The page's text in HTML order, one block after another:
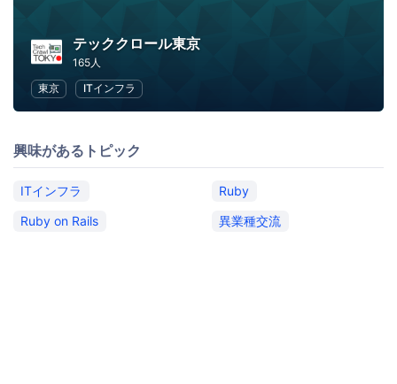
テッククロール東京
165人
東京
ITインフラ
興味があるトピック
ITインフラ
Ruby
Ruby on Rails
異業種交流